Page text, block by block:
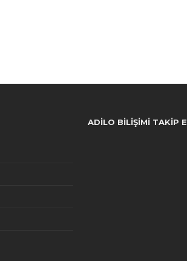
ADILO BILIŞIMI TAKIP